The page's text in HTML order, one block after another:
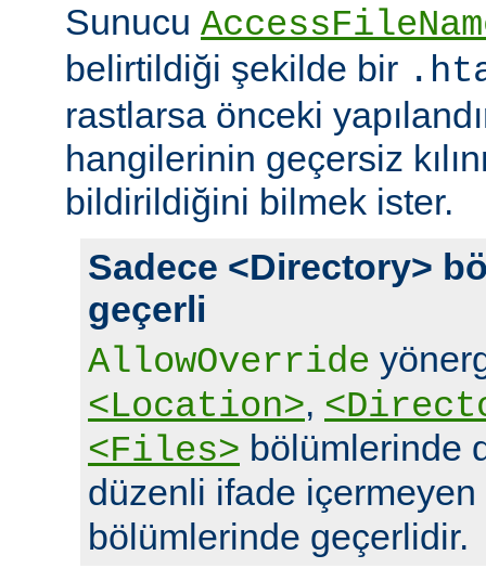
Sunucu
belirtildiği şekilde bir
rastlarsa önceki
hangilerinin geçersiz
bildirildiğini bilmek ister.
Sadece <Directory>
geçerli
AllowOverride
<Location>,
<Files> bölümlerinde
düzenli ifade içermeyen
bölümlerinde geçerlidir.